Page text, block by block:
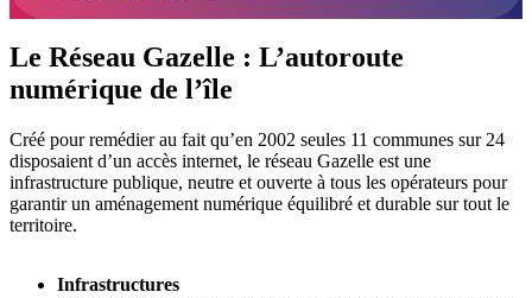
Le Réseau Gazelle : L’autoroute
numérique de l’île
Créé pour remédier au fait qu’en 2002 seules 11 communes sur 24
disposaient d’un accès internet, le réseau Gazelle est une
infrastructure publique, neutre et ouverte à tous les opérateurs pour
garantir un aménagement numérique équilibré et durable sur tout le
territoire.
Infrastructures